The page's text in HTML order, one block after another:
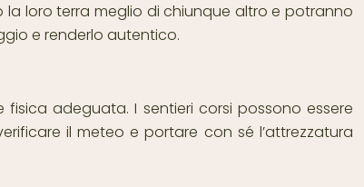
loro terra meglio di chiunque altro e potranno
e renderlo autentico.
adeguata. I sentieri corsi possono essere
il meteo e portare con sé l’attrezzatura